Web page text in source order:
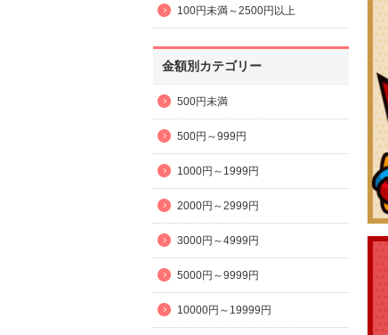
100円未満～2500円以上
金額別カテゴリー
500円未満
500円～999円
1000円～1999円
2000円～2999円
3000円～4999円
5000円～9999円
10000円～19999円